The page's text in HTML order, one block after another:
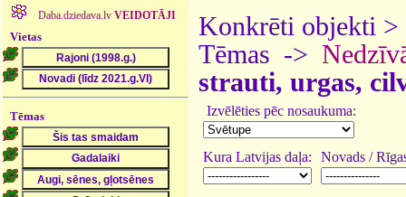
Daba.dziedava.lv VEIDOTĀJI
Vietas
Tēmas
Konkrēti objekti >
Tēmas ->
strauti, urgas,
Izvēlēties pēc nosaukuma:
Kura Latvijas daļa: Novads /